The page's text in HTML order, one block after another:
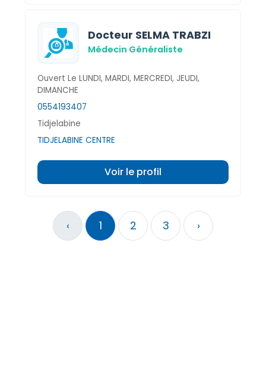
Docteur SELMA TRABZI
Médecin Généraliste
Ouvert Le LUNDI, MARDI, MERCREDI, JEUDI,
DIMANCHE
0554193407
Tidjelabine
TIDJELABINE CENTRE
Voir le profil
‹ 1 2 3 ›